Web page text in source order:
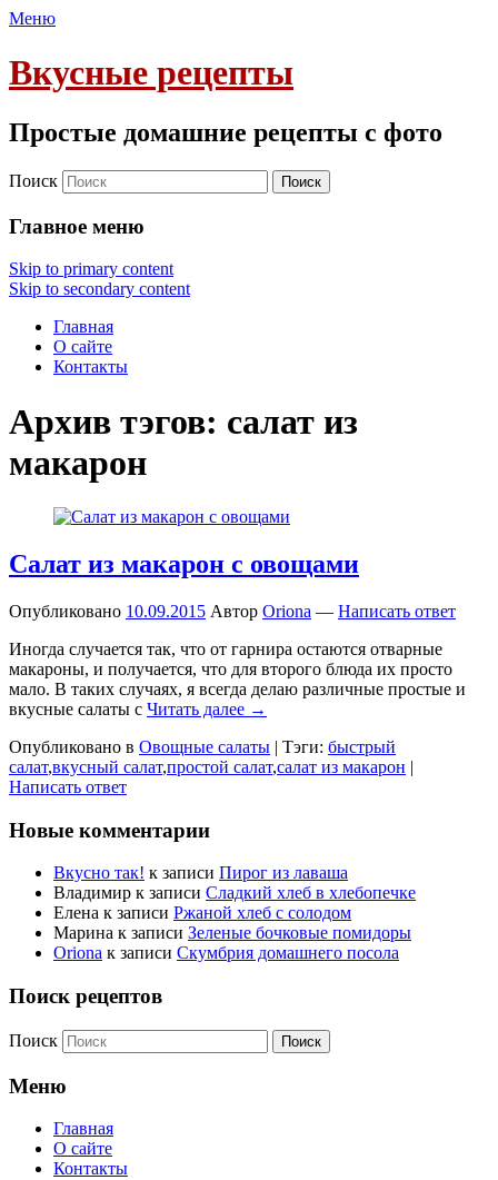
Меню
Вкусные рецепты
Простые домашние рецепты с фото
Поиск
Главное меню
Skip to primary content
Skip to secondary content
Главная
О сайте
Контакты
Архив тэгов: салат из
макарон
Салат из макарон с овощами
Опубликовано 10.09.2015 Автор Oriona — Написать ответ
Иногда случается так, что от гарнира остаются отварные
макароны, и получается, что для второго блюда их просто
мало. В таких случаях, я всегда делаю различные простые и
вкусные салаты с Читать далее →
Опубликовано в Овощные салаты | Тэги: быстрый
салат,вкусный салат,простой салат,салат из макарон |
Написать ответ
Новые комментарии
Вкусно так! к записи Пирог из лаваша
Владимир к записи Сладкий хлеб в хлебопечке
Елена к записи Ржаной хлеб с солодом
Марина к записи Зеленые бочковые помидоры
Oriona к записи Скумбрия домашнего посола
Поиск рецептов
Поиск
Меню
Главная
О сайте
Контакты